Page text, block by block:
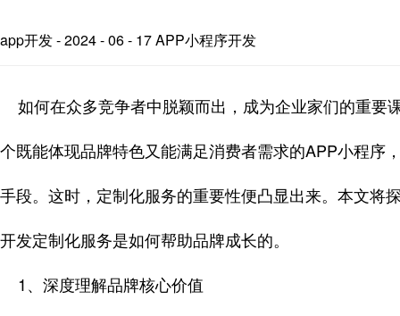
app开发- 2024 - 06 - 17 APP小程序开发
如何在众多竞争者中脱颖而出，成为企业家们的重要
个既能体现品牌特色又能满足消费者需求的APP小程序
手段。这时，定制化服务的重要性便凸显出来。本文将
开发定制化服务是如何帮助品牌成长的。
1、深度理解品牌核心价值